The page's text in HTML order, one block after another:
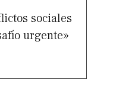
sociales
urgente»